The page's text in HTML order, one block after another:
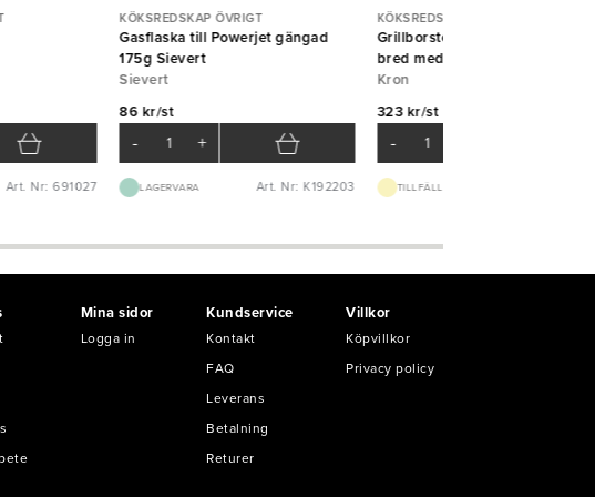
Art. Nr: 691027
KÖKSREDSKAP ÖVRIGT
Gasflaska till Powerjet gängad
175g Sievert
Sievert
86 kr/st
- +
LAGERVARA Art. Nr: K192203
KÖKSREDSKAP ÖVRIGT
Grillborste huggblocksborste
bred med handtag
Kron
323 kr/st
-
TILLFÄLLIGT SLUT
Mina sidor
Logga in
Kundservice
Kontakt
FAQ
Leverans
Betalning
Returer
Villkor
Köpvillkor
Privacy policy